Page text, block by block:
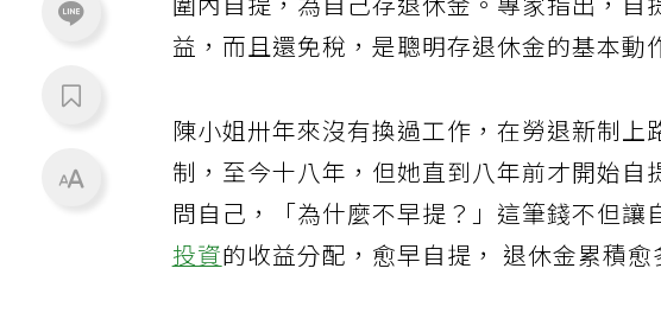
圍內自提，為自己存退休金。專家指出，
益，而且還免稅，是聰明存退休金的基本動
陳小姐卅年來沒有換過工作，在勞退新制
制，至今十八年，但她直到八年前才開始
問自己，「為什麼不早提？」這筆錢不但
投資的收益分配，愈早自提， 退休金累積愈